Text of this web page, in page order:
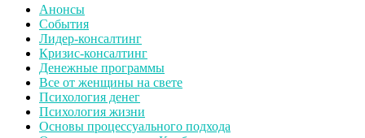
Анонсы
События
Лидер-консалтинг
Кризис-консалтинг
Денежные программы
Все от женщины на свете
Психология денег
Психология жизни
Основы процессуального подхода